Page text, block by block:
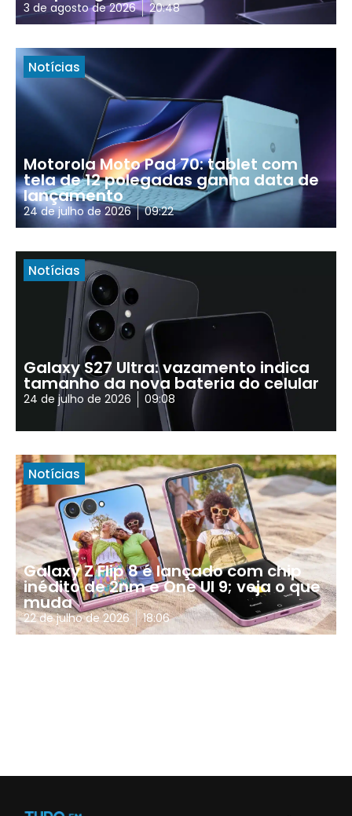
3 de agosto de 2026 20:48
Notícias
Motorola Moto Pad 70: tablet com
tela de 12 polegadas ganha data de
lançamento
24 de julho de 2026 09:22
Notícias
Galaxy S27 Ultra: vazamento indica
tamanho da nova bateria do celular
24 de julho de 2026 09:08
Notícias
Galaxy Z Flip 8 é lançado com chip
inédito de 2nm e One UI 9; veja o que
muda
22 de julho de 2026 18:06